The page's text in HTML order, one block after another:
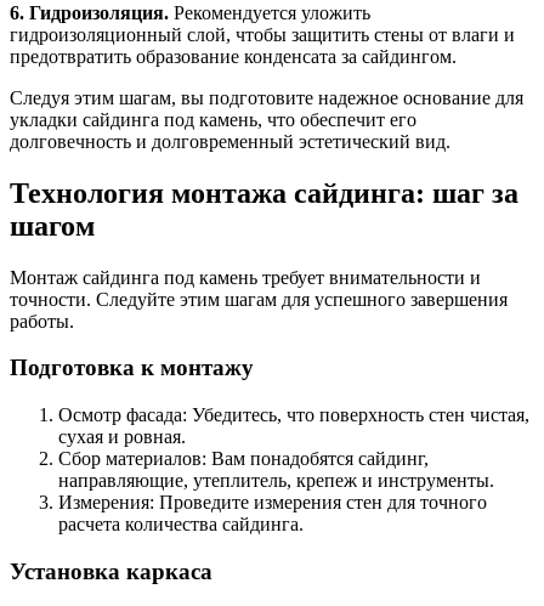
6. Гидроизоляция. Рекомендуется уложить
гидроизоляционный слой, чтобы защитить стены от влаги и
предотвратить образование конденсата за сайдингом.
Следуя этим шагам, вы подготовите надежное основание для
укладки сайдинга под камень, что обеспечит его
долговечность и долговременный эстетический вид.
Технология монтажа сайдинга: шаг за
шагом
Монтаж сайдинга под камень требует внимательности и
точности. Следуйте этим шагам для успешного завершения
работы.
Подготовка к монтажу
Осмотр фасада: Убедитесь, что поверхность стен чистая,
сухая и ровная.
Сбор материалов: Вам понадобятся сайдинг,
направляющие, утеплитель, крепеж и инструменты.
Измерения: Проведите измерения стен для точного
расчета количества сайдинга.
Установка каркаса